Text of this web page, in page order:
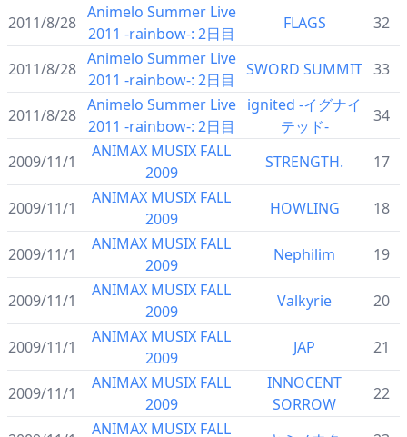
2011/8/28
Animelo Summer Live
2011 -rainbow-: 2日目
FLAGS 32
2011/8/28
Animelo Summer Live
2011 -rainbow-: 2日目
SWORD SUMMIT 33
2011/8/28
Animelo Summer Live
2011 -rainbow-: 2日目
ignited -イグナイ
テッド-
34
2009/11/1
ANIMAX MUSIX FALL
2009
STRENGTH. 17
2009/11/1
ANIMAX MUSIX FALL
2009
HOWLING 18
2009/11/1
ANIMAX MUSIX FALL
2009
Nephilim 19
2009/11/1
ANIMAX MUSIX FALL
2009
Valkyrie 20
2009/11/1
ANIMAX MUSIX FALL
2009
JAP 21
2009/11/1
ANIMAX MUSIX FALL
2009
INNOCENT
SORROW
22
ANIMAX MUSIX FALL